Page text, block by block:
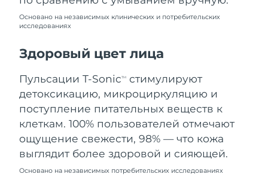
Основано на независимых клинических и потребительских
исследованиях
Здоровый цвет лица
Пульсации T-SonicTM
стимулируют
детоксикацию, микроциркуляцию и
поступление питательных веществ к
клеткам. 100% пользователей отмечают
ощущение свежести, 98% — что кожа
выглядит более здоровой и сияющей.
Основано на независимых потребительских исследованиях
10/08/2026
09/08/2026
Норвегия
Ожидаемая дата доставки
09/08/2026
Оман
Ожидаемая дата доставки
Ожидаемая дата доставки